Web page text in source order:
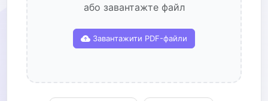
або завантажте файл
Завантажити PDF-файли